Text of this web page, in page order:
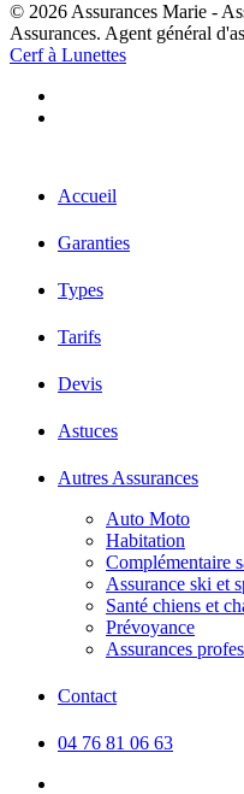
© 2026 Assurances Marie -
Assurances. Agent général
Cerf à Lunettes
Accueil
Garanties
Types
Tarifs
Devis
Astuces
Autres Assurances
Auto Moto
Habitation
Complémentaire
Assurance ski et
Santé chiens et
Prévoyance
Assurances
Contact
04 76 81 06 63